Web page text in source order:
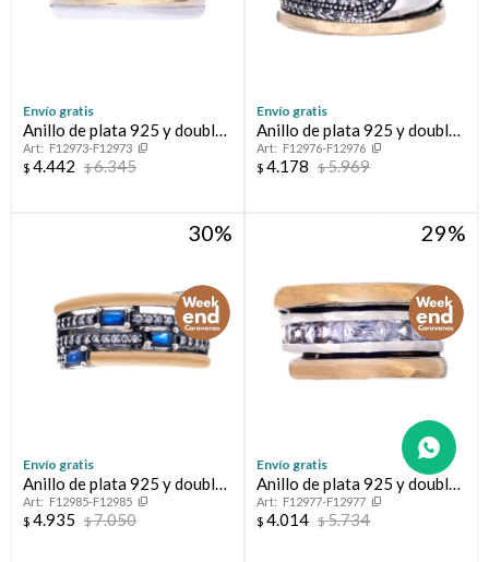
Envío gratis
Anillo de plata 925 y double
con circonias
F12973-F12973
$ 4.442 $6.345
Envío gratis
Anillo de plata 925 y double
con circonias
F12976-F12976
$ 4.178 $5.969
30
Envío gratis
Anillo de plata 925 y double
con circonias
F12985-F12985
$ 4.935 $7.050
29
Envío gratis
Anillo de plata 925 y double
con circonia
F12977-F12977
$ 4.014 $5.734